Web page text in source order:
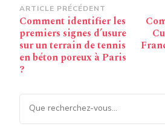
Navigation
d’article
ARTICLE PRÉCÉDENT
Comment identifier les
premiers signes d’usure
sur un terrain de tennis
en béton poreux à Paris
?
Vous recherchiez quelque
chose ?